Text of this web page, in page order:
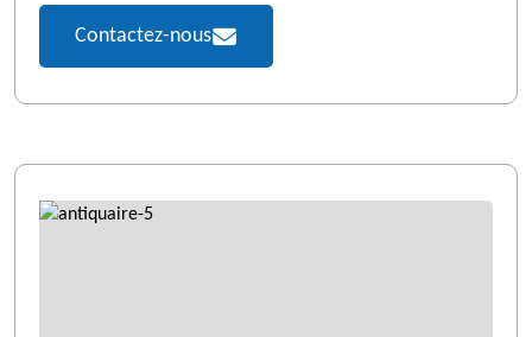
Contactez-nous